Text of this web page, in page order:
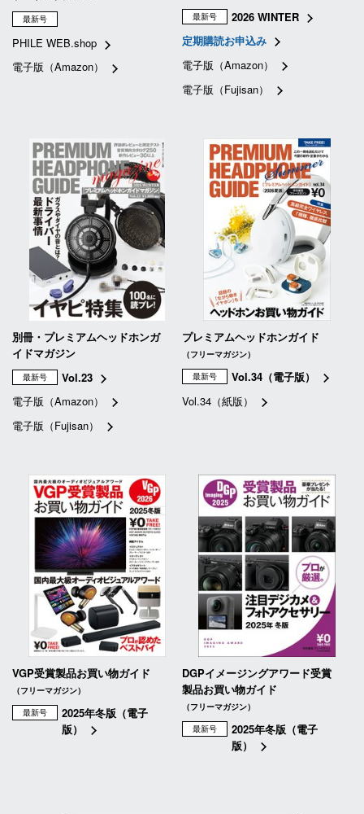
最新号
PHILE WEB.shop
電子版（Amazon）
最新号
2026 WINTER
定期購読お申込み
電子版（Amazon）
電子版（Fujisan）
別冊・プレミアムヘッドホンガ
イドマガジン
最新号
Vol.23
電子版（Amazon）
電子版（Fujisan）
プレミアムヘッドホンガイド
（フリーマガジン）
最新号
Vol.34（電子版）
Vol.34（紙版）
VGP受賞製品お買い物ガイド
（フリーマガジン）
最新号
2025年冬版（電子
版）
DGPイメージングアワード受賞
製品お買い物ガイド
（フリーマガジン）
最新号
2025年冬版（電子
版）